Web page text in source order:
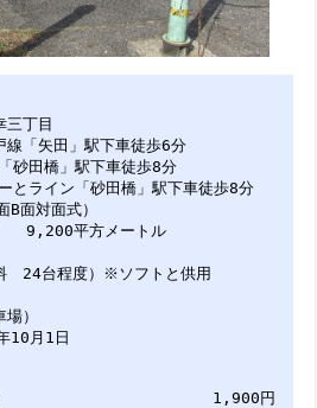
概要
区大幸三丁目
戸線「矢田」駅下車徒歩6分
橋」駅下車徒歩8分
「砂田橋」駅下車徒歩8分
A面B面対面式）
B面 9,200平方メートル
ー施設 無
料 24台程度）※ソフトと供用
設 トイレ
無 有（駐車場）
昭和34年10月1日
及び使用料金
から12時） 1,900円